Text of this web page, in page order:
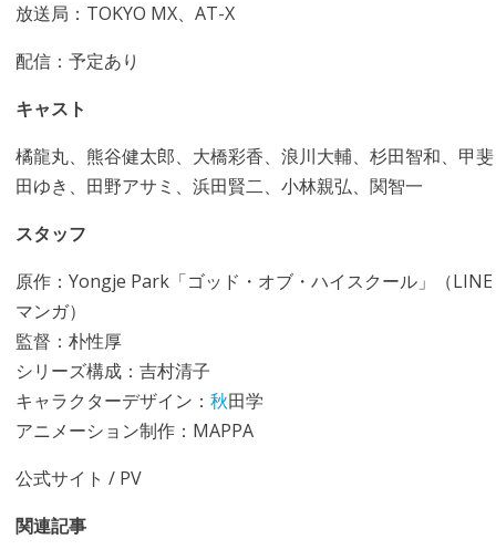
放送局：TOKYO MX、AT-X
配信：予定あり
キャスト
橘龍丸、熊谷健太郎、大橋彩香、浪川大輔、杉田智和、甲斐
田ゆき、田野アサミ、浜田賢二、小林親弘、関智一
スタッフ
原作：Yongje Park「ゴッド・オブ・ハイスクール」（LINE
マンガ）
監督：朴性厚
シリーズ構成：吉村清子
キャラクターデザイン： 秋田学
アニメーション制作：MAPPA
公式サイト / PV
関連記事